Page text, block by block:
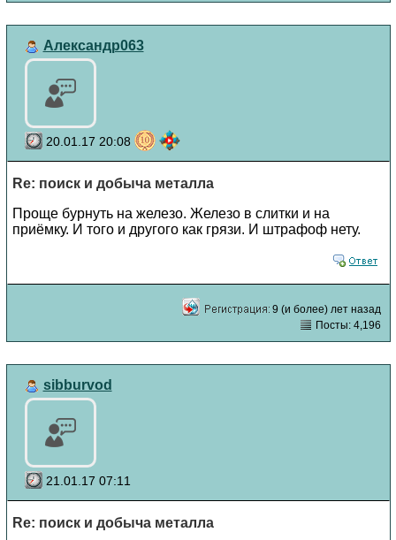
Александр063
20.01.17 20:08
Re: поиск и добыча металла
Проще бурнуть на железо. Железо в слитки и на
приёмку. И того и другого как грязи. И штрафоф нету.
9 (и более) лет назад
Посты: 4,196
sibburvod
21.01.17 07:11
Re: поиск и добыча металла